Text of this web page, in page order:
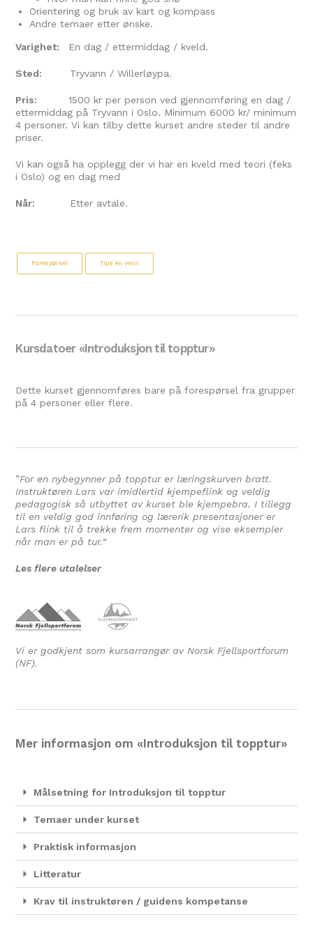
Orientering og bruk av kart og kompass
Andre temaer etter ønske.
Varighet: En dag / ettermiddag / kveld.
Sted: Tryvann / Willerløypa.
Pris: 1500 kr per person ved gjennomføring en dag /
ettermiddag på Tryvann i Oslo. Minimum 6000 kr/ minimum
4 personer. Vi kan tilby dette kurset andre steder til andre
priser.
Vi kan også ha opplegg der vi har en kveld med teori (feks
i Oslo) og en dag med
Når: Etter avtale.
Forespørsel Tips en venn
Kursdatoer «Introduksjon til topptur»
Dette kurset gjennomføres bare på forespørsel fra grupper
på 4 personer eller flere.
”For en nybegynner på topptur er læringskurven bratt.
Instruktøren Lars var imidlertid kjempeflink og veldig
pedagogisk så utbyttet av kurset ble kjempebra. I tillegg
til en veldig god innføring og lærerik presentasjoner er
Lars flink til å trekke frem momenter og vise eksempler
når man er på tur.“
Les flere utalelser
Vi er godkjent som kursarrangør av Norsk Fjellsportforum
(NF).
Mer informasjon om «Introduksjon til topptur»
Målsetning for Introduksjon til topptur
Temaer under kurset
Praktisk informasjon
Litteratur
Krav til instruktøren / guidens kompetanse